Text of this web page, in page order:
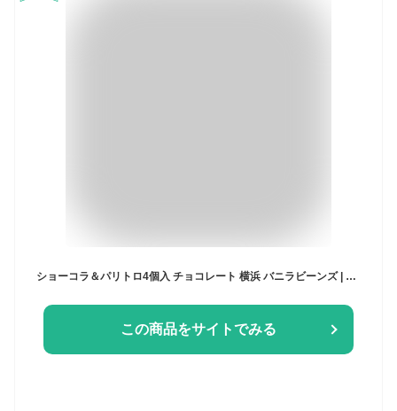
ショーコラ＆パリトロ4個入 チョコレート 横浜 バニラビーンズ | チョコサンド チョコ 洋菓子 お菓子 高級 チョコレートギフト ギフト おしゃれ 個包装 詰め合わせ お取り寄せ 2026 父の日
この商品をサイトでみる